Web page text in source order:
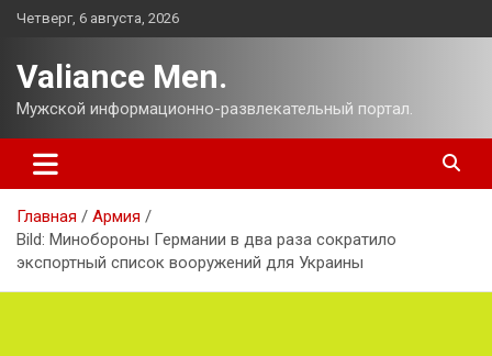
Перейти
Четверг, 6 августа, 2026
Valiance Men.
Мужской информационно-развлекательный портал.
Главная
Армия
Bild: Минобороны Германии в два раза сократило
экспортный список вооружений для Украины